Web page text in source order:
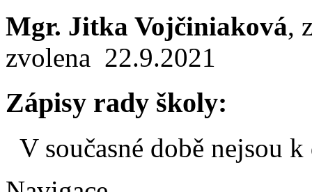
Mgr. Jitka Vojčiniaková,
zvolena 22.9.2021
Zápisy rady školy:
V současné době nejsou